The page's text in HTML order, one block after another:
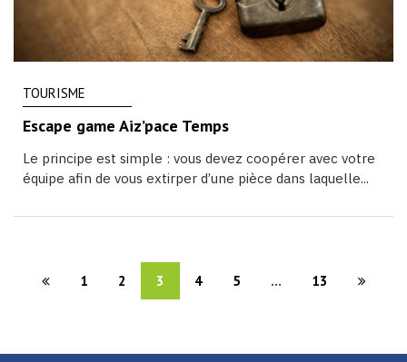
TOURISME
Escape game Aiz’pace Temps
Le principe est simple : vous devez coopérer avec votre
équipe afin de vous extirper d’une pièce dans laquelle...
1 2 3 4 5 ... 13